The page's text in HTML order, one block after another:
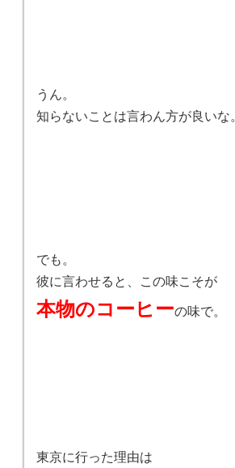
うん。
知らないことは言わん方が良いな。
でも。
彼に言わせると、この味こそが
本物のコーヒーの味で。
東京に行った理由は